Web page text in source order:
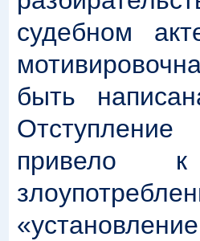
судебном
быть
привело